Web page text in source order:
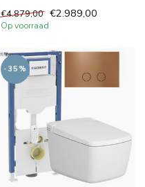
combineert hig-tech
technologie, co...
€4.879,00 €2.989,00
Op voorraad
-35%